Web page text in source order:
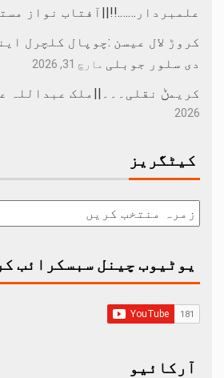
علمبردار…….!!||آفتاب نواز
کروڑ لال عیسن :چوپال کلچرل
دی سلور جوبلی مارچ 31, 2026
کریمݨ نقلی۔۔۔||ملک عبداللہ
2026
کیٹگریز
یوٹیوب چینل سبسکرائب
آرکائیو